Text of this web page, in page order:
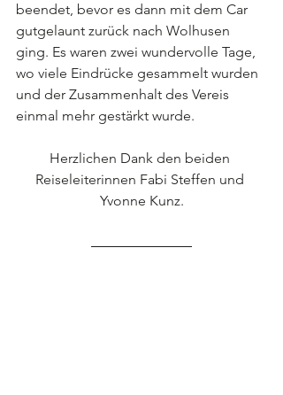
beendet, bevor es dann mit dem Car
gutgelaunt zurück nach Wolhusen
ging. Es waren zwei wundervolle Tage,
wo viele Eindrücke gesammelt wurden
und der Zusammenhalt des Vereis
einmal mehr gestärkt wurde.
Herzlichen Dank den beiden
Reiseleiterinnen Fabi Steffen und
Yvonne Kunz.